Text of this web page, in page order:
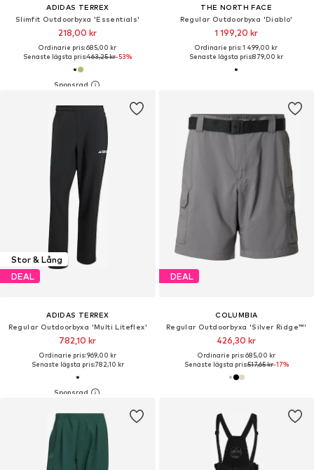
ADIDAS TERREX
Slimfit Outdoorbyxa 'Essentials'
218,00 kr
Ordinarie pris: 685,00 kr
Senaste lägsta pris:463,25 kr-53%
THE NORTH FACE
Regular Outdoorbyxa 'Diablo'
1 199,20 kr
Ordinarie pris: 1 499,00 kr
Senaste lägsta pris:879,00 kr
Stor & Lång
DEAL
ADIDAS TERREX
Regular Outdoorbyxa 'Multi Liteflex'
782,10 kr
Ordinarie pris: 969,00 kr
Senaste lägsta pris:782,10 kr
DEAL
COLUMBIA
Regular Outdoorbyxa 'Silver Ridge™'
426,30 kr
Ordinarie pris: 685,00 kr
Senaste lägsta pris:517,65 kr-17%